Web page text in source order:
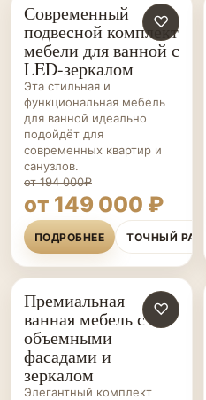
МЕБЕЛЬ ДЛЯ
ВАННОЙ НА ЗАКАЗ
♡
Современный
подвесной комплект
мебели для ванной с
LED-зеркалом
Эта стильная и
функциональная мебель
для ванной идеально
подойдёт для
современных квартир и
санузлов.
от 194 000₽
от 149 000 ₽
ПОДРОБНЕЕ ТОЧНЫЙ
МЕБЕЛЬ ДЛЯ
ВАННОЙ НА ЗАКАЗ
♡
Премиальная
ванная мебель с
объемными
фасадами и
зеркалом
Элегантный комплект